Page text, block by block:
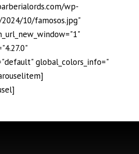
wp-
10/famosos.jpg"
global_colors_info="